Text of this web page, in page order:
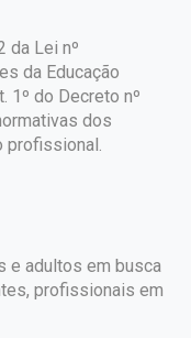
da Lei nº
da Educação
1º do Decreto nº
dos
profissional.
e adultos em busca
profissionais em